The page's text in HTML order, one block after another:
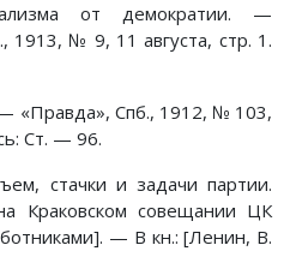
от демократии. —
1913, № 9, 11 августа, стр. 1.
«Правда», Спб., 1912, № 103,
Ст. — 96.
стачки и задачи партии.
Краковском совещании ЦК
— В кн.: [Ленин, В.